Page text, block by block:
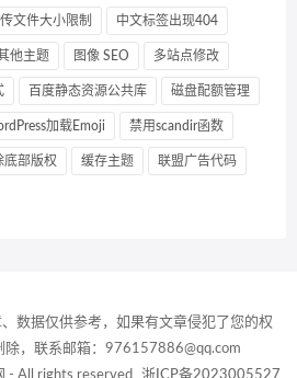
传文件大小限制 中文标签出现404
他主题 图像 SEO 多站点修改
百度静态资源公共库 磁盘配额管理
加载Emoji 禁用scandir函数
底部版权 缓存主题 联盟广告代码
数据仅供参考，如果有文章侵犯了您的权
除，联系邮箱：976157886@qq.com
- All rights reserved 浙ICP备2023005527